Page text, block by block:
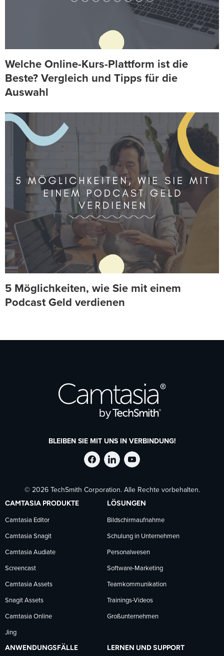
Welche Online-Kurs-Plattform ist die
Beste? Vergleich und Tipps für die
Auswahl
5 Möglichkeiten, wie Sie mit einem
Podcast Geld verdienen
BLEIBEN SIE MIT UNS IN VERBINDUNG!
TechSmith
auf
Facebook
folgen
TechSmith
auf
LinkedIn
folgen
TechSmith
auf
YouTube
folgen
© 2026 TechSmith Corporation. Alle Rechte vorbehalten.
CAMTASIA PRODUKTE
Camtasia Editor
Camtasia Snagit
Camtasia Audiate
Screencast
Camtasia Assets
Snagit Assets
Camtasia Online
Jing
LÖSUNGEN
Bildschirmaufnahme
Schulung in Unternehmen
Personalwesen
Software-Marketing
Teamkommunikation
Trainings-Videos
Großunternehmen
ANWENDUNGSFÄLLE LERNEN UND SUPPORT